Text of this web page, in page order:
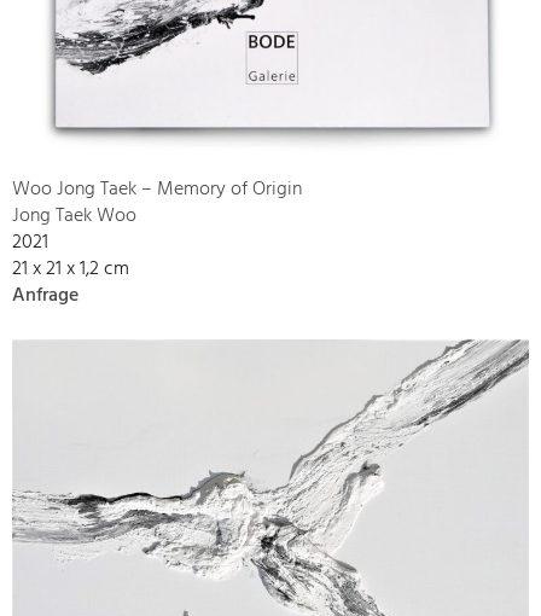
Woo Jong Taek – Memory of Origin
Jong Taek Woo
2021
21 x 21 x 1,2 cm
Anfrage